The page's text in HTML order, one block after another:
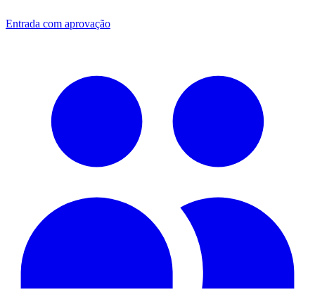
Entrada com aprovação